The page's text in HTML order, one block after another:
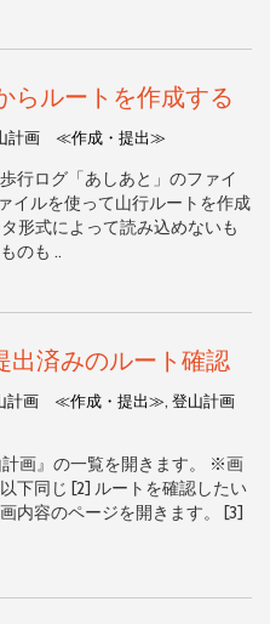
らルートを作成する
計画 ≪作成・提出≫
行ログ「あしあと」のファイ
イルを使って山行ルートを作成
形式によって読み込めないも
のも ..
済みのルート確認
計画 ≪作成・提出≫, 登山計画
画』の一覧を開きます。 ※画
下同じ [2] ルートを確認したい
内容のページを開きます。 [3]